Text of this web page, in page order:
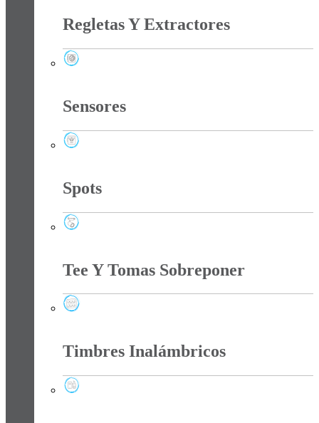
Regletas Y Extractores
Sensores
Spots
Tee Y Tomas Sobreponer
Timbres Inalámbricos